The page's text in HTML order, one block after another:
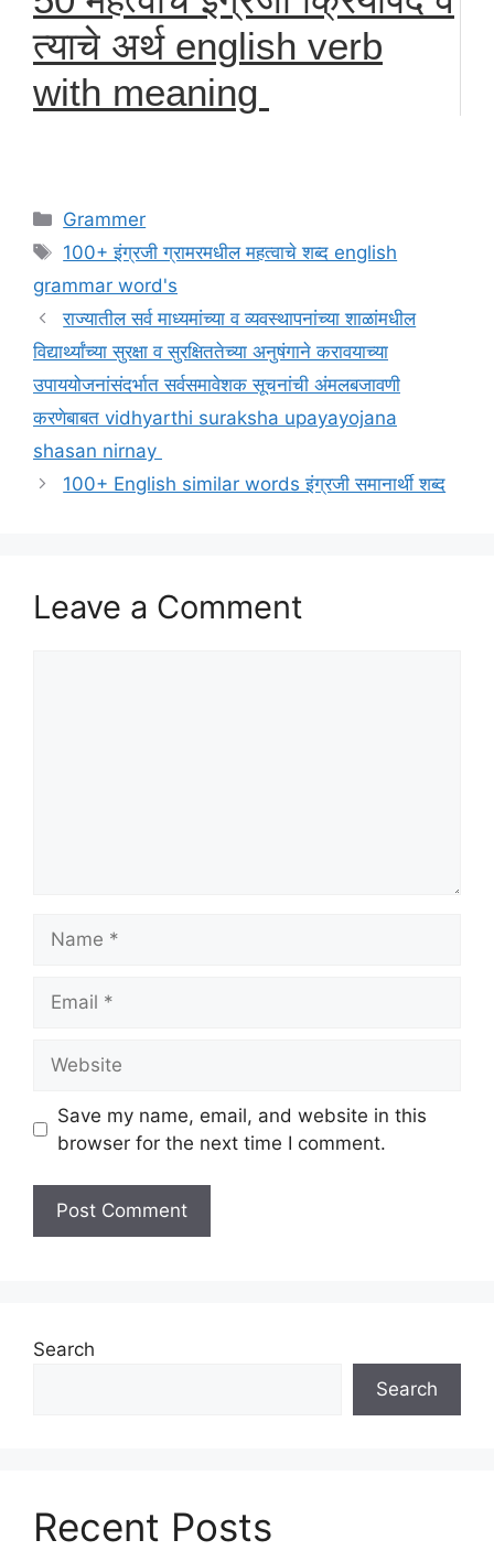
त्याचे अर्थ english verb
with meaning
Categories
Grammer
Tags
100+ इंग्रजी ग्रामरमधील महत्वाचे शब्द english
grammar word's
राज्यातील सर्व माध्यमांच्या व व्यवस्थापनांच्या शाळांमधील
विद्यार्थ्यांच्या सुरक्षा व सुरक्षिततेच्या अनुषंगाने करावयाच्या
उपाययोजनांसंदर्भात सर्वसमावेशक सूचनांची अंमलबजावणी
करणेबाबत vidhyarthi suraksha upayayojana
shasan nirnay
100+ English similar words इंग्रजी समानार्थी शब्द
Leave a Comment
Save my name, email, and website in this
browser for the next time I comment.
Search
Search
Recent Posts